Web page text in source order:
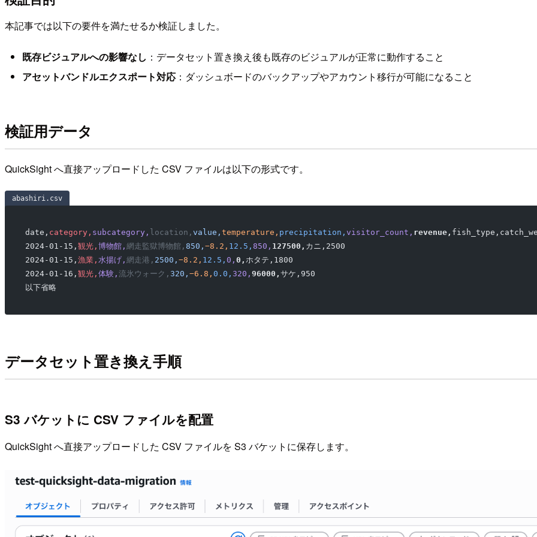
本記事では以下の要件を満たせるか検証しました。
既存ビジュアルへの影響なし ：データセット置き換え後も既存のビジュアルが正常に動作すること
アセットバンドルエクスポート対応：ダッシュボードのバックアップやアカウント移行が可能になること
検証用データ
QuickSight へ直接アップロードした CSV ファイルは以下の形式です。
abashiri.csv
date, category, subcategory, location, value, temperature, precipitation, visitor_count, revenue,
2024-01-15, 観光, 博物館, 網走監獄博物館, 850, −8.2, 12.5, 850, 127500, カニ,2500
2024-01-15, 漁業, 水揚げ, 網走港, 2500, −8.2, 12.5, 0, 0, ホタテ,1800
2024-01-16, 観光, 体験, 流氷ウォーク, 320, −6.8, 0.0, 320, 96000, サケ,950
以下省略
データセット置き換え手順
S3 バケットに CSV ファイルを配置
QuickSight へ直接アップロードした CSV ファイルを S3 バケットに保存します。